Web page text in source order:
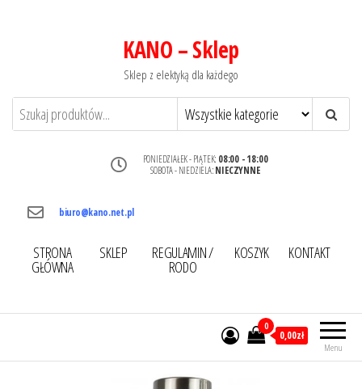
KANO – Sklep
Sklep z elektyką dla każdego
PONIEDZIAŁEK - PIĄTEK: 08:00 - 18:00
SOBOTA - NIEDZIELA:NIECZYNNE
biuro@kano.net.pl
STRONA
GŁÓWNA
SKLEP REGULAMIN /
RODO
KOSZYK KONTAKT
Menu
0
0,00zł